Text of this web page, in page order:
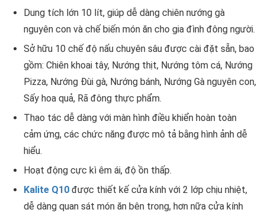
Dung tích lớn 10 lít, giúp dễ dàng chiên nướng gà
nguyên con và chế biến món ăn cho gia đình đông người.
Sở hữu 10 chế độ nấu chuyên sâu được cài đặt sẵn, bao
gồm: Chiên khoai tây, Nướng thịt, Nướng tôm cá, Nướng
Pizza, Nướng Đùi gà, Nướng bánh, Nướng Gà nguyên con,
Sấy hoa quả, Rã đông thực phẩm.
Thao tác dễ dàng với màn hình điều khiển hoàn toàn
cảm ứng, các chức năng được mô tả bằng hình ảnh dễ
hiểu.
Hoạt động cực kì êm ái, độ ồn thấp.
Kalite Q10 được thiết kế cửa kính với 2 lớp chịu nhiệt,
dễ dàng quan sát món ăn bên trong, hơn nữa cửa kính